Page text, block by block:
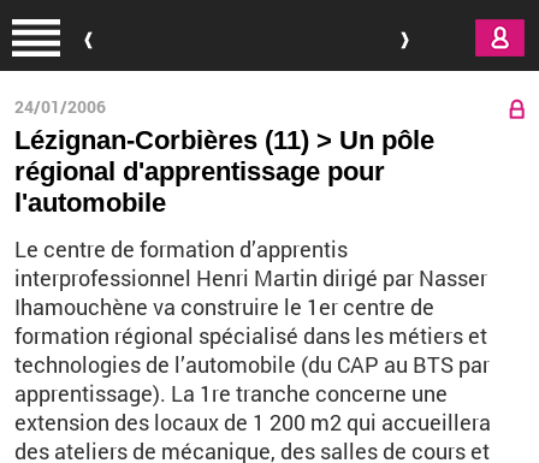
24/01/2006
Lézignan-Corbières (11) > Un pôle
régional d'apprentissage pour
l'automobile
Le centre de formation d’apprentis
interprofessionnel Henri Martin dirigé par Nasser
Ihamouchène va construire le 1er centre de
formation régional spécialisé dans les métiers et
technologies de l’automobile (du CAP au BTS par
apprentissage). La 1re tranche concerne une
extension des locaux de 1 200 m2 qui accueillera
des ateliers de mécanique, des salles de cours et